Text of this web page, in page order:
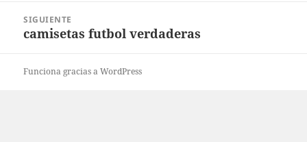
SIGUIENTE
Entrada
camisetas futbol verdaderas
Funciona gracias a WordPress